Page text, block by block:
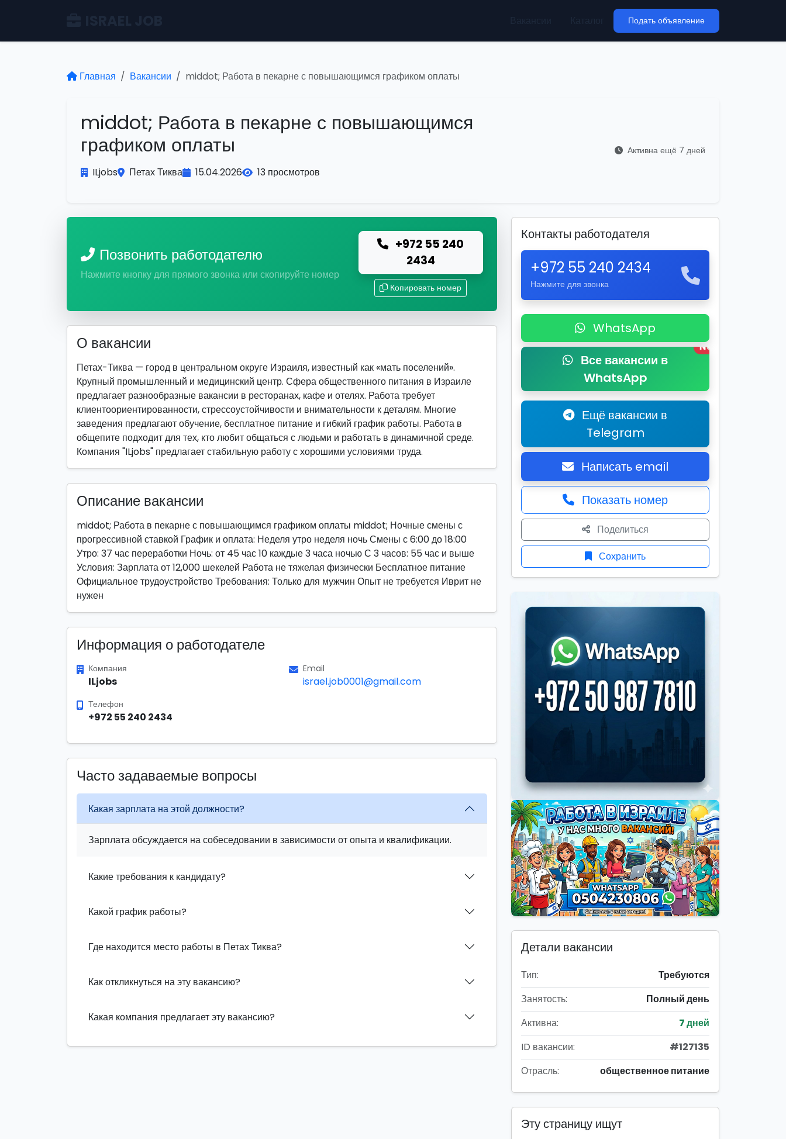
Подать объявление
Главная Вакансии middot; Работа в пекарне с повышающимся графиком оплаты
middot; Работа в пекарне с повышающимся
графиком оплаты
ILjobs Петах Тиква 15.04.2026 13 просмотров
Активна ещё 7 дней
Позвонить работодателю
Нажмите кнопку для прямого звонка или скопируйте номер
+972 55 240
2434
Копировать номер
О вакансии
Петах-Тиква — город в центральном округе Израиля, известный как «мать поселений».
Крупный промышленный и медицинский центр. Сфера общественного питания в Израиле
предлагает разнообразные вакансии в ресторанах, кафе и отелях. Работа требует
клиентоориентированности, стрессоустойчивости и внимательности к деталям. Многие
заведения предлагают обучение, бесплатное питание и гибкий график работы. Работа в
общепите подходит для тех, кто любит общаться с людьми и работать в динамичной среде.
Компания "ILjobs" предлагает стабильную работу с хорошими условиями труда.
Описание вакансии
middot; Работа в пекарне с повышающимся графиком оплаты middot; Ночные смены с
прогрессивной ставкой График и оплата: Неделя утро неделя ночь Смены с 6:00 до 18:00
Утро: 37 час переработки Ночь: от 45 час 10 каждые 3 часа ночью С 3 часов: 55 час и выше
Условия: Зарплата от 12,000 шекелей Работа не тяжелая физически Бесплатное питание
Официальное трудоустройство Требования: Только для мужчин Опыт не требуется Иврит не
нужен
Информация о работодателе
Компания
ILjobs
Email
israel.job0001@gmail.com
Телефон
+972 55 240 2434
Часто задаваемые вопросы
Какая зарплата на этой должности?
Зарплата обсуждается на собеседовании в зависимости от опыта и квалификации.
Какие требования к кандидату?
Какой график работы?
Где находится место работы в Петах Тиква?
Как откликнуться на эту вакансию?
Какая компания предлагает эту вакансию?
Контакты работодателя
+972 55 240 2434
Нажмите для звонка
WhatsApp
Все вакансии в
WhatsApp
New
Ещё вакансии в
Telegram
Написать email
Показать номер
Поделиться
Сохранить
Детали вакансии
Тип:
Требуются
Занятость:
Полный день
Активна:
7 дней
ID вакансии:
#127135
Отрасль:
общественное питание
Эту страницу ищут